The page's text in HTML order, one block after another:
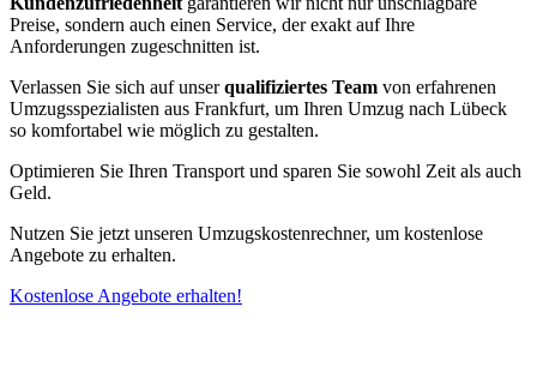
Preise, sondern auch einen Service, der exakt auf Ihre
Anforderungen zugeschnitten ist.
Verlassen Sie sich auf unserqualifiziertes Team von erfahrenen
Umzugsspezialisten aus Frankfurt, um Ihren Umzug nach Lübeck
so komfortabel wie möglich zu gestalten.
Optimieren Sie Ihren Transport und sparen Sie sowohl Zeit als auch
Geld.
Nutzen Sie jetzt unseren Umzugskostenrechner, um kostenlose
Angebote zu erhalten.
Kostenlose Angebote erhalten!